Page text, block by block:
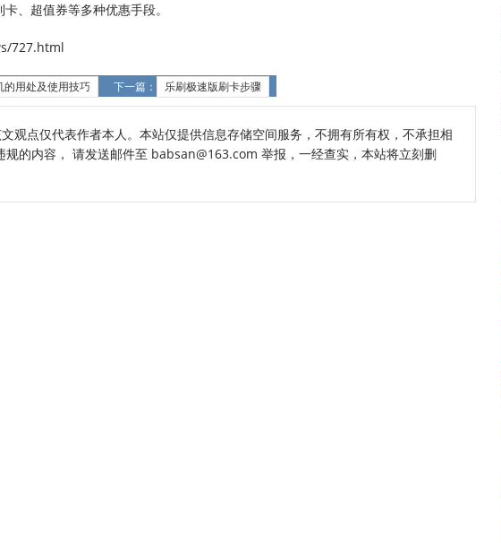
、超值券等多种优惠手段。
727.html
的用处及使用技巧 下一篇： 乐刷极速版刷卡步骤
观点仅代表作者本人。本站仅提供信息存储空间服务，不拥有所有权，不承担相
的内容， 请发送邮件至 babsan@163.com 举报，一经查实，本站将立刻删